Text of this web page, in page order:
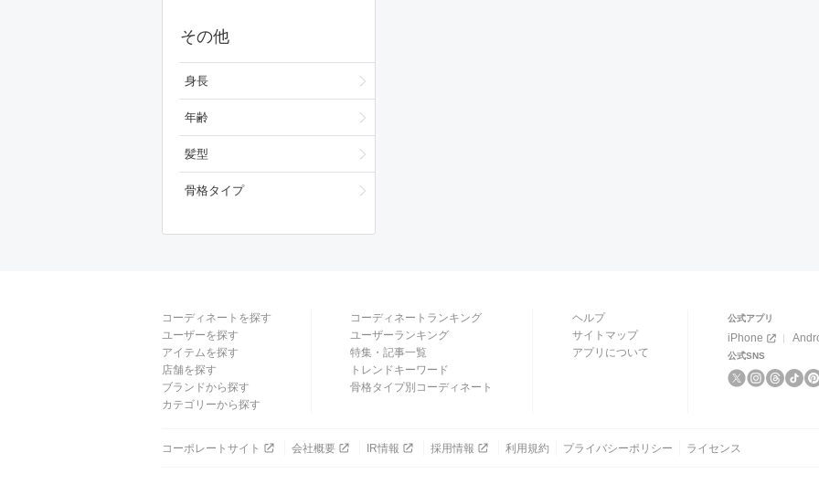
その他
身長
年齢
髪型
骨格タイプ
コーディネートを探す
ユーザーを探す
アイテムを探す
店舗を探す
ブランドから探す
カテゴリーから探す
コーディネートランキング
ユーザーランキング
特集・記事一覧
トレンドキーワード
骨格タイプ別コーディネート
ヘルプ
サイトマップ
アプリについて
公式アプリ
iPhone
公式SNS
コーポレートサイト 会社概要 IR情報 採用情報 利用規約 プライバシーポリシー ライセンス